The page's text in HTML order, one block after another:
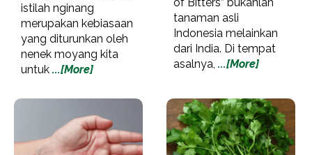
istilah nginang
merupakan kebiasaan
yang diturunkan oleh
nenek moyang kita
untuk ...[More]
tanaman asli
Indonesia melainkan
dari India. Di tempat
asalnya, ...[More]